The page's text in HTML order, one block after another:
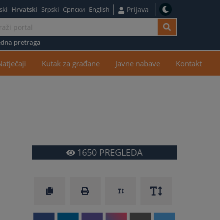
Hrvatski Srpski Српски English Prijava
pretraga
Kutak za građane Javne nabave Kontakt
1650PREGLEDA